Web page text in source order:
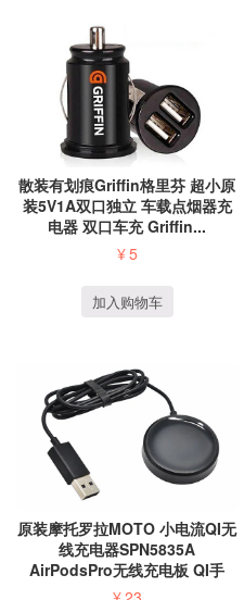
散装有划痕Griffin格里芬 超小原
装5V1A双口独立 车载点烟器充
电器 双口车充 Griffin...
¥5
加入购物车
原装摩托罗拉MOTO 小电流QI无
线充电器SPN5835A
AirPodsPro无线充电板 QI手
表...